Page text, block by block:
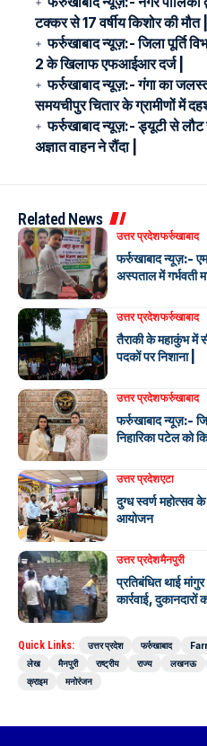
टक्कर से 17 वर्षीय किशोर की मौत |
फर्रुखाबाद न्यूज़:- जिला पूर्ति
2 के खिलाफ एफआईआर दर्ज |
फर्रुखाबाद न्यूज़:- गंगा का
समयचीपुर चितार के ग्रामीणों में
फर्रुखाबाद न्यूज़:- ड्यूटी से लौट
अज्ञात वाहन ने रौंदा |
Related News
उत्तर प्रदेशफर्रुखाबाद
फर्रुखाबाद न्यूज़:-
अस्पताल में गर्भवती
उत्तर प्रदेशफर्रुखाबाद
तैराकी के महाकुंभ में
पदकों पर निशाना |
उत्तर प्रदेशफर्रुखाबाद
फर्रुखाबाद न्यूज़:-
निहारिका पटेल को
उत्तर प्रदेशएटा
दुग्ध स्वर्ण महोत्सव
आयोजन
उत्तर प्रदेशमैनपुरी
प्रतिबंधित थाई
कार्रवाई, दुकानदारों
Quick Links: उत्तर प्रदेश फर्रुखाबाद
लेख
मैनपुरी राष्ट्रीय राज्य लखनऊ
क्राइम
मनोरंजन